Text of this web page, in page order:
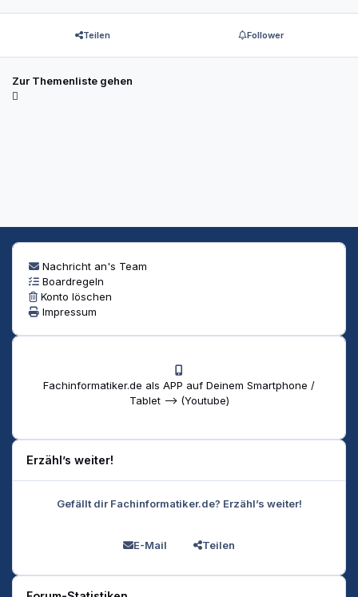
Teilen Follower
Zur Themenliste gehen
Nachricht an's Team
Boardregeln
Konto löschen
Impressum
Fachinformatiker.de als APP auf Deinem Smartphone /
Tablet --> (Youtube)
Erzähl’s weiter!
Gefällt dir Fachinformatiker.de? Erzähl’s weiter!
E-Mail Teilen